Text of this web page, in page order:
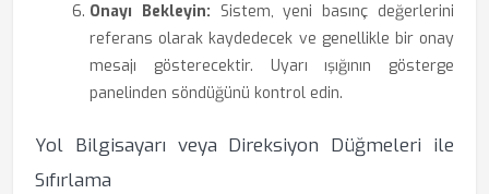
Onayı Bekleyin: Sistem, yeni basınç değerlerini
referans olarak kaydedecek ve genellikle bir onay
mesajı gösterecektir. Uyarı ışığının gösterge
panelinden söndüğünü kontrol edin.
Yol Bilgisayarı veya Direksiyon Düğmeleri ile
Sıfırlama